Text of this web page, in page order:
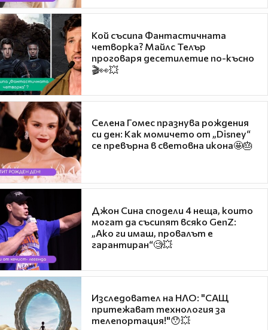
Кой съсипа Фантастичната
четворка? Майлс Телър
проговаря десетилетие по-късно
🎬👀💥
Селена Гомес празнува рождения
си ден: Как момичето от „Disney“
се превърна в световна икона🤩🎂
Джон Сина сподели 4 неща, които
могат да съсипят всяко GenZ:
„Ако ги имаш, провалът е
гарантиран“🧐💥
Изследовател на НЛО: "САЩ
притежават технология за
телепортация!"😯💥